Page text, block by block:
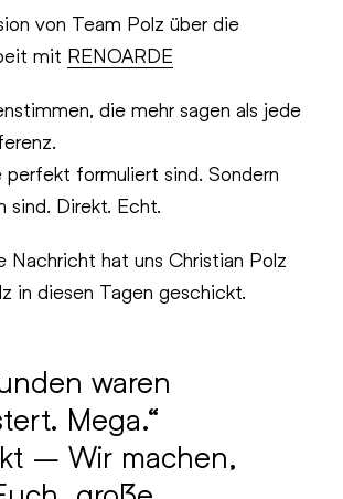
von Team Polz über die
mit RENOARDE
die mehr sagen als jede
perfekt formuliert sind. Sondern
sind. Direkt. Echt.
Nachricht hat uns Christian Polz
in diesen Tagen geschickt.
waren
Mega.“
– Wir machen,